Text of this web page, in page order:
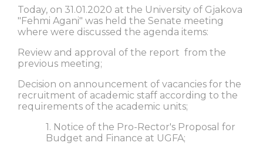
Today, on 31.01.2020 at the University of Gjakova
"Fehmi Agani" was held the Senate meeting
where were discussed the agenda items:
Review and approval of the report from the
previous meeting;
Decision on announcement of vacancies for the
recruitment of academic staff according to the
requirements of the academic units;
1. Notice of the Pro-Rector's Proposal for
Budget and Finance at UGFA;